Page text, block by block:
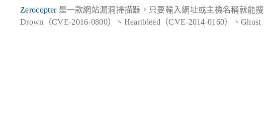
Zerocopter是一款網站漏洞掃描器，只要輸入網址或主機名稱就能
Drown（CVE-2016-0800）、Heartbleed（CVE-2014-0160）、